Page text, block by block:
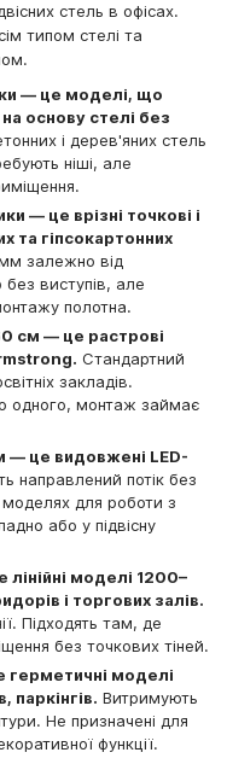
стель в офісах.
типом стелі та
— це моделі, що
основу стелі без
і дерев'яних стель
ніші, але
— це врізні точкові і
та гіпсокартонних
залежно від
виступів, але
полотна.
см — це растрові
Стандартний
закладів.
одного, монтаж займає
— це видовжені LED-
направлений потік без
моделях для роботи з
або у підвісну
лінійні моделі 1200–
і торгових залів.
Підходять там, де
без точкових тіней.
герметичні моделі
паркінгів. Витримують
Не призначені для
функції.